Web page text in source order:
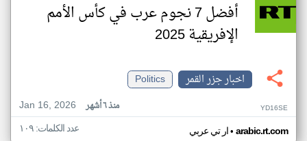
أفضل 7 نجوم عرب في كأس الأمم
الإفريقية 2025
اخبار جزر القمر
Politics
Jan 16, 2026
منذ ٦ أشهر YD16SE
ار تي عربي• arabic.rt.com عدد الكلمات: ١٠٩